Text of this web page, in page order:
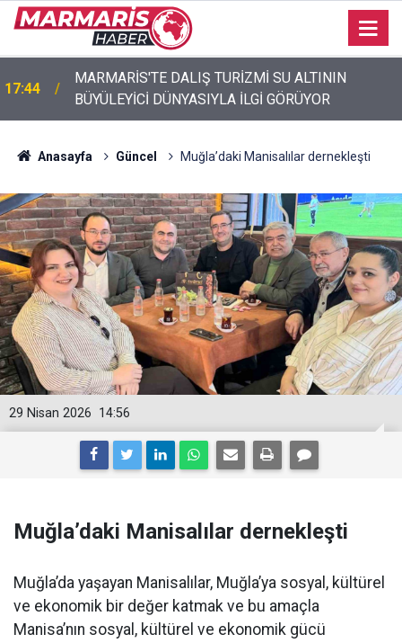
17:44
MARMARİS'TE DALIŞ TURİZMİ SU ALTININ
BÜYÜLEYİCİ DÜNYASIYLA İLGİ GÖRÜYOR
17:40
Akyaka’da engelli vatandaş plaja girebilmek için
emeklemek zorunda kaldı
Anasayfa Güncel Muğla’daki Manisalılar dernekleşti
14:56
29 Nisan 2026
Muğla’daki Manisalılar dernekleşti
Muğla’da yaşayan Manisalılar, Muğla’ya sosyal, kültürel
ve ekonomik bir değer katmak ve bu amaçla
Manisa’nın sosyal, kültürel ve ekonomik gücü